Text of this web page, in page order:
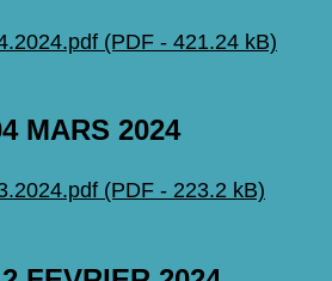
(PDF - 421.24 kB)
MARS 2024
(PDF - 223.2 kB)